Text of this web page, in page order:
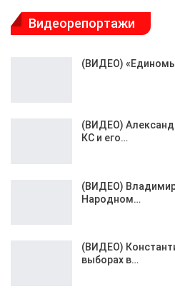
Видеорепортажи
(ВИДЕО)
(ВИДЕО)
КС и его…
(ВИДЕО)
Народном…
(ВИДЕО)
выборах в…